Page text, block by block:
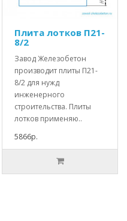
Плита лотков П21-
8/2
Завод Железобетон
производит плиты П21-
8/2 для нужд
инженерного
строительства. Плиты
лотков применяю..
5866р.